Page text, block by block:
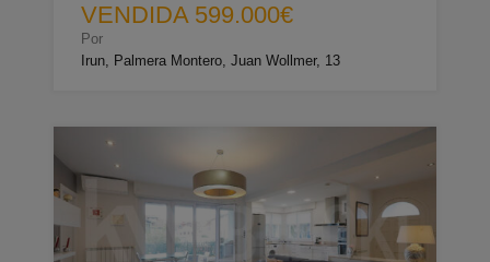
VENDIDA 599.000€
Por
Irun, Palmera Montero, Juan Wollmer, 13